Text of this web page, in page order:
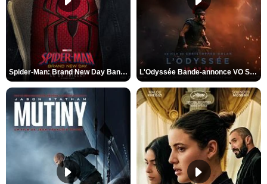
Spider-Man: Brand New Day Bande-annonce VO STFR L'Odyssée Bande-annonce VO STFR